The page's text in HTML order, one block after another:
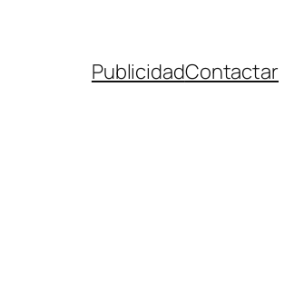
PublicidadContactar